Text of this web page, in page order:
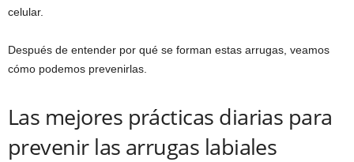
celular.
Después de entender por qué se forman estas arrugas, veamos
cómo podemos prevenirlas.
Las mejores prácticas diarias para
prevenir las arrugas labiales